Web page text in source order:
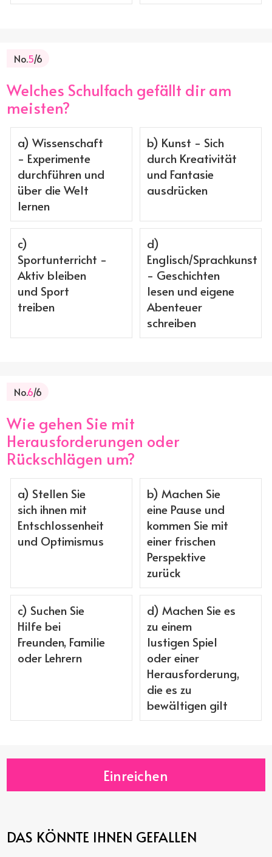
No.5/6
Welches Schulfach gefällt dir am
meisten?
a) Wissenschaft
- Experimente
durchführen und
über die Welt
lernen
b) Kunst - Sich
durch Kreativität
und Fantasie
ausdrücken
c)
Sportunterricht -
Aktiv bleiben
und Sport
treiben
d)
Englisch/Sprachkunst
- Geschichten
lesen und eigene
Abenteuer
schreiben
No.6/6
Wie gehen Sie mit
Herausforderungen oder
Rückschlägen um?
a) Stellen Sie
sich ihnen mit
Entschlossenheit
und Optimismus
b) Machen Sie
eine Pause und
kommen Sie mit
einer frischen
Perspektive
zurück
c) Suchen Sie
Hilfe bei
Freunden, Familie
oder Lehrern
d) Machen Sie es
zu einem
lustigen Spiel
oder einer
Herausforderung,
die es zu
bewältigen gilt
Einreichen
DAS KÖNNTE IHNEN GEFALLEN